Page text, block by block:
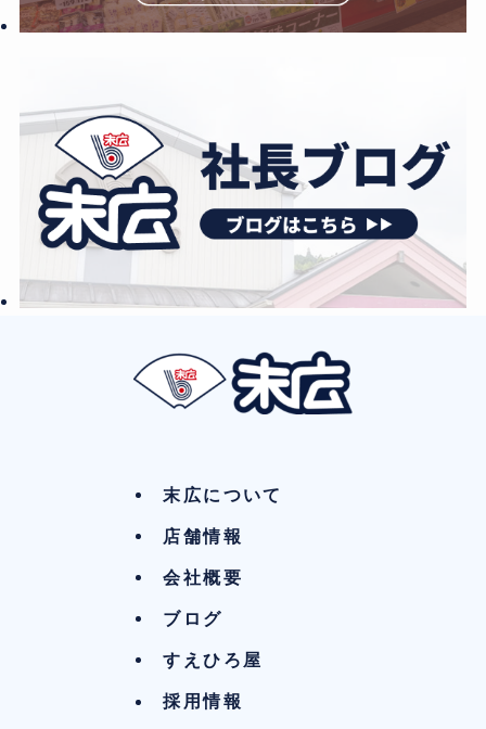
末広について
店舗情報
会社概要
ブログ
すえひろ屋
採用情報